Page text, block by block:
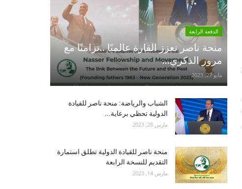
الدفعة الرابعة
منحة ناصر تعزز القارة عالميًا ..تزامنًا مع
مرور الذكري...
مايو 27, 2023
الشباب والرياضة: منحة ناصر للقيادة
الدولية تحظي برعاية...
مارس 28, 2023
منحة ناصر للقيادة الدولية تطلق استمارة
التقديم للنسخة الرابعة
مارس 14, 2023